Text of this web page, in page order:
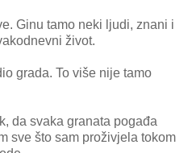
Ginu tamo neki ljudi, znani i
život.
grada. To više nije tamo
da svaka granata pogađa
sve što sam proživjela tokom